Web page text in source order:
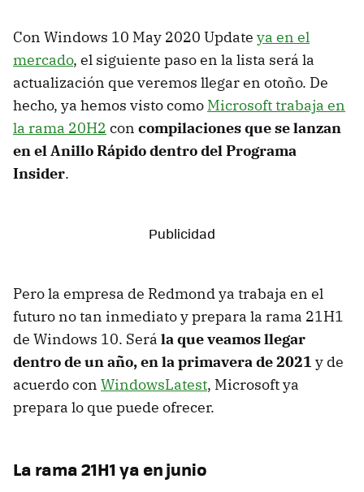
Con Windows 10 May 2020 Update ya en el
mercado, el siguiente paso en la lista será la
actualización que veremos llegar en otoño. De
hecho, ya hemos visto como Microsoft trabaja en
la rama 20H2 con compilaciones que se lanzan
en el Anillo Rápido dentro del Programa
Insider.
Pero la empresa de Redmond ya trabaja en el
futuro no tan inmediato y prepara la rama 21H1
de Windows 10. Será la que veamos llegar
dentro de un año, en la primavera de 2021 y de
acuerdo con WindowsLatest, Microsoft ya
prepara lo que puede ofrecer.
La rama 21H1 ya en junio